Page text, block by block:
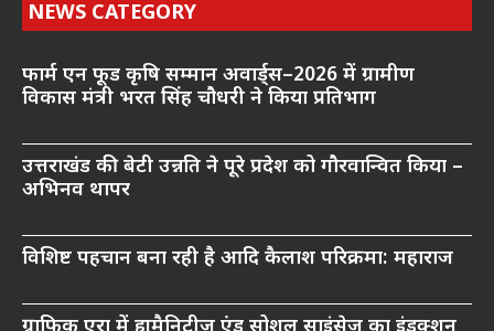
NEWS CATEGORY
फार्म एन फूड कृषि सम्मान अवार्ड्स–2026 में ग्रामीण
विकास मंत्री भरत सिंह चौधरी ने किया प्रतिभाग
उत्तराखंड की बेटी उन्नति ने पूरे प्रदेश को गौरवान्वित किया –
अभिनव थापर
विशिष्ट पहचान बना रही है आदि कैलाश परिक्रमा: महाराज